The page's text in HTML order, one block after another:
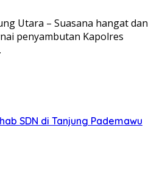
Utara – Suasana hangat dan
penyambutan Kapolres
SDN di Tanjung Pademawu